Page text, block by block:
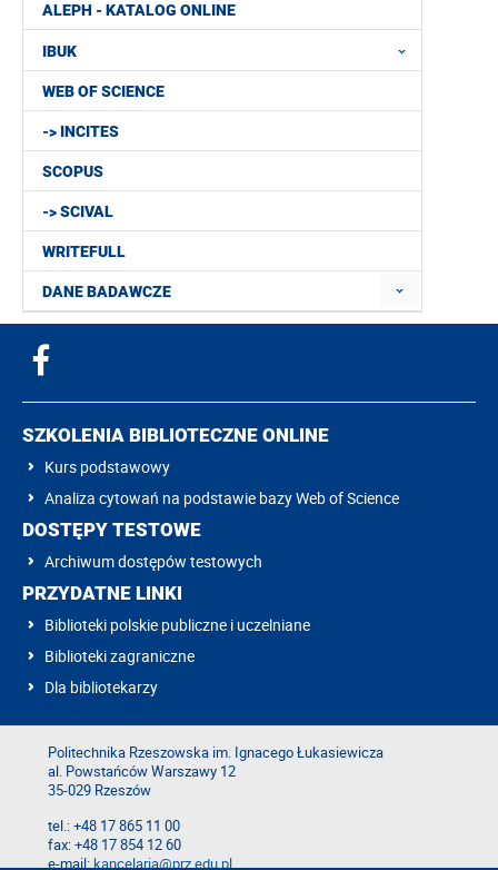
ALEPH - KATALOG ONLINE
IBUK
WEB OF SCIENCE
-> INCITES
SCOPUS
-> SCIVAL
WRITEFULL
DANE BADAWCZE
SZKOLENIA BIBLIOTECZNE ONLINE
Kurs podstawowy
Analiza cytowań na podstawie bazy Web of Science
DOSTĘPY TESTOWE
Archiwum dostępów testowych
PRZYDATNE LINKI
Biblioteki polskie publiczne i uczelniane
Biblioteki zagraniczne
Dla bibliotekarzy
Politechnika Rzeszowska im. Ignacego Łukasiewicza
al. Powstańców Warszawy 12
35-029 Rzeszów
tel.: +48 17 865 11 00
fax: +48 17 854 12 60
e-mail:kancelaria@prz.edu.pl